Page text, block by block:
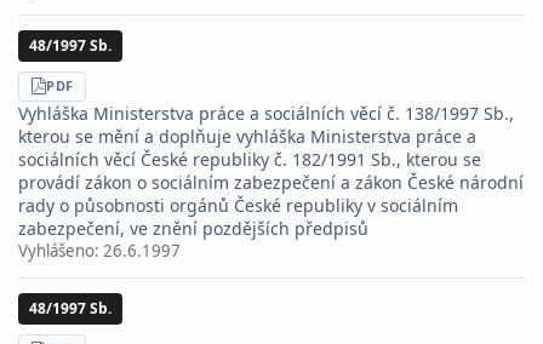
48/1997 Sb.
STÁHNOUT
PDF
Vyhláška Ministerstva práce a sociálních věcí č. 138/1997 Sb.,
kterou se mění a doplňuje vyhláška Ministerstva práce a
sociálních věcí České republiky č. 182/1991 Sb., kterou se
provádí zákon o sociálním zabezpečení a zákon České národní
rady o působnosti orgánů České republiky v sociálním
zabezpečení, ve znění pozdějších předpisů
Vyhlášeno: 26.6.1997
48/1997 Sb.